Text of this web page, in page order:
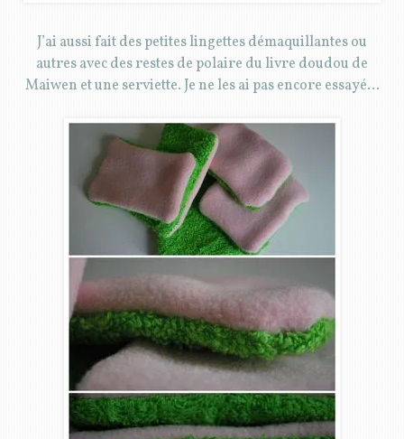
J’ai aussi fait des petites lingettes démaquillantes ou
autres avec des restes de polaire du livre doudou de
Maiwen et une serviette. Je ne les ai pas encore essayé…